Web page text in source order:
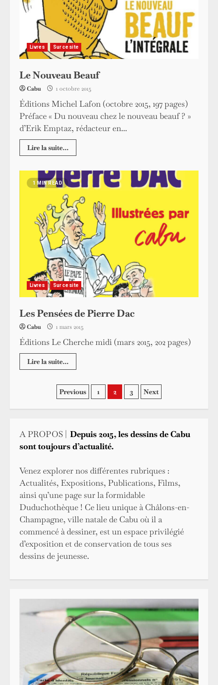
Livres Sur ce site
Le Nouveau Beauf
Cabu 1 octobre 2015
Éditions Michel Lafon (octobre 2015, 197 pages)
Préface « Du nouveau chez le nouveau beauf ? »
d’Erik Emptaz, rédacteur en...
Lire la suite...
1 MIN READ
Livres Sur ce site
Les Pensées de Pierre Dac
Cabu 1 mars 2015
Éditions Le Cherche midi (mars 2015, 202 pages)
Lire la suite...
Pagination
des
publications
Previous 1 2 3 Next
A PROPOS |
Depuis 2015, les dessins de Cabu
sont toujours d’actualité.
Venez explorer nos différentes rubriques :
Actualités, Expositions, Publications, Films,
ainsi qu’une page sur la formidable
Duduchothèque ! Ce lieu unique à Châlons-en-
Champagne, ville natale de Cabu où il a
commencé à dessiner, est un espace privilégié
d’exposition et de conservation de tous ses
dessins de jeunesse.